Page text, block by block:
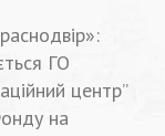
ГО
центр”
на